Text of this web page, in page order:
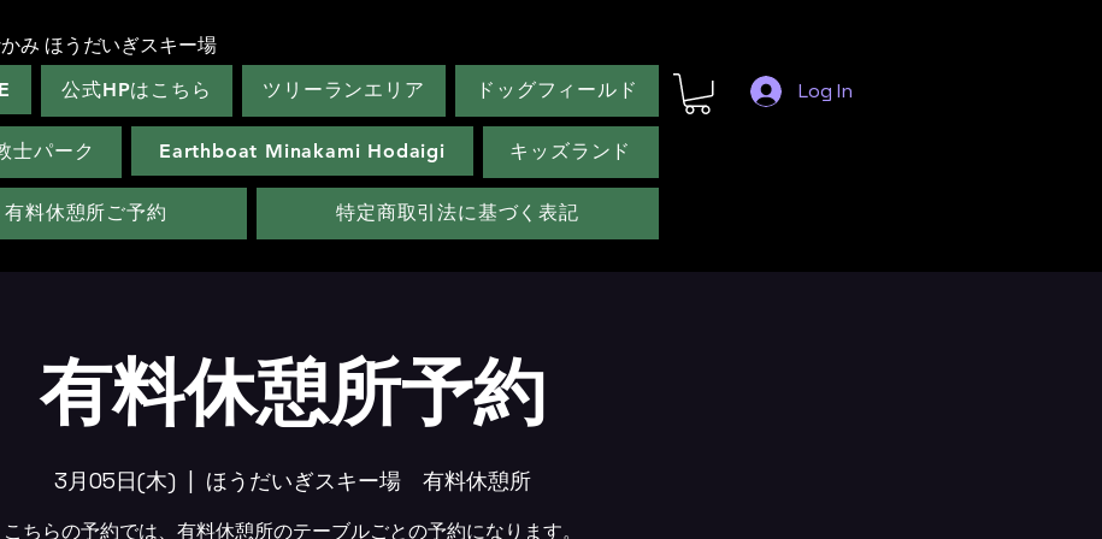
み ほうだいぎスキー場
公式HPはこちら ツリーランエリア ドッグフィールド
士パーク Earthboat Minakami Hodaigi キッズランド
有料休憩所ご予約 特定商取引法に基づく表記
Log In
有料休憩所予約
3月05日(木) ほうだいぎスキー場 有料休憩所
こちらの予約では、有料休憩所のテーブルごとの予約になります。